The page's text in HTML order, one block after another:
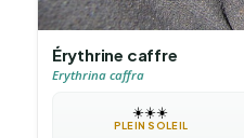
Érythrine caffre
Erythrina caffra
☀️☀️☀️
PLEIN SOLEIL